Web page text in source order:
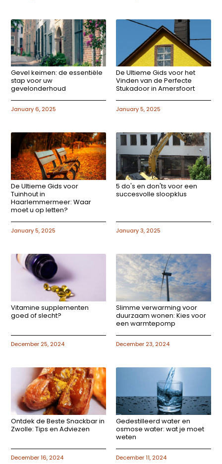
Gevel keimen: de essentiële
stap voor uw
gevelonderhoud
January 6, 2025
De Ultieme Gids voor het
Vinden van de Perfecte
Stukadoor in Amersfoort
January 5, 2025
De Ultieme Gids voor
Tuinhout in
Haarlemmermeer: Waar
moet u op letten?
January 5, 2025
5 do's en don'ts voor een
succesvolle sloopklus
January 3, 2025
Vitamine supplementen
goed of slecht?
December 25, 2024
Slimme verwarming voor
duurzaam wonen: Kies voor
een warmtepomp
December 23, 2024
Ontdek de Beste Snackbar in
Zwolle: Tips en Adviezen
December 16, 2024
Gedestilleerd water en
osmose water: wat je moet
weten
December 11, 2024